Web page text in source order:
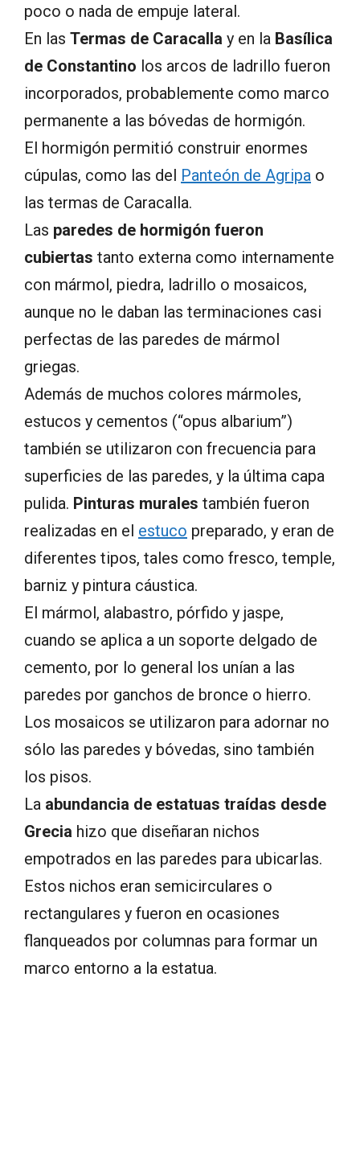
poco o nada de empuje lateral.
En las Termas de Caracalla y en la Basílica
de Constantino los arcos de ladrillo fueron
incorporados, probablemente como marco
permanente a las bóvedas de hormigón.
El hormigón permitió construir enormes
cúpulas, como las del Panteón de Agripa o
las termas de Caracalla.
Las paredes de hormigón fueron
cubiertas tanto externa como internamente
con mármol, piedra, ladrillo o mosaicos,
aunque no le daban las terminaciones casi
perfectas de las paredes de mármol
griegas.
Además de muchos colores mármoles,
estucos y cementos (“opus albarium”)
también se utilizaron con frecuencia para
superficies de las paredes, y la última capa
pulida. Pinturas murales también fueron
realizadas en el estuco preparado, y eran de
diferentes tipos, tales como fresco, temple,
barniz y pintura cáustica.
El mármol, alabastro, pórfido y jaspe,
cuando se aplica a un soporte delgado de
cemento, por lo general los unían a las
paredes por ganchos de bronce o hierro.
Los mosaicos se utilizaron para adornar no
sólo las paredes y bóvedas, sino también
los pisos.
La abundancia de estatuas traídas desde
Grecia hizo que diseñaran nichos
empotrados en las paredes para ubicarlas.
Estos nichos eran semicirculares o
rectangulares y fueron en ocasiones
flanqueados por columnas para formar un
marco entorno a la estatua.